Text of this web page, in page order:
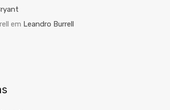
em Leandro Burrell